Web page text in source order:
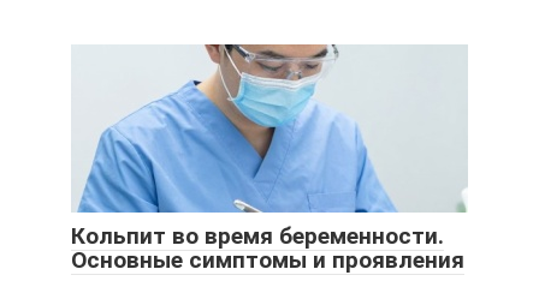
Кольпит во время беременности.
Основные симптомы и проявления